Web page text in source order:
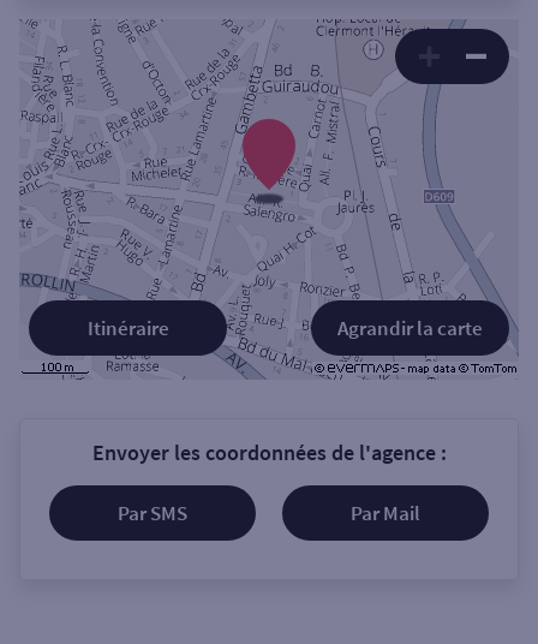
Agrandir la carte
Itinéraire
Envoyer les coordonnées de l'agence :
Par SMS Par Mail